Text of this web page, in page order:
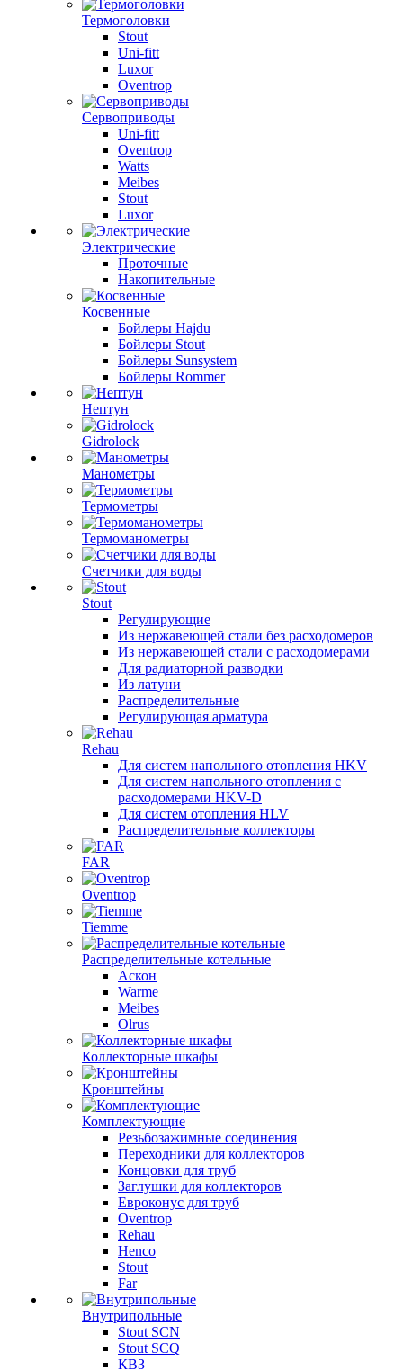
Термоголовки
Stout
Uni-fitt
Luxor
Oventrop
Сервоприводы
Uni-fitt
Oventrop
Watts
Meibes
Stout
Luxor
Электрические
Проточные
Накопительные
Косвенные
Бойлеры Hajdu
Бойлеры Stout
Бойлеры Sunsystem
Бойлеры Rommer
Нептун
Gidrolock
Манометры
Термометры
Термоманометры
Счетчики для воды
Stout
Регулирующие
Из нержавеющей стали без расходомеров
Из нержавеющей стали с расходомерами
Для радиаторной разводки
Из латуни
Распределительные
Регулирующая арматура
Rehau
Для систем напольного отопления HKV
Для систем напольного отопления с
расходомерами HKV-D
Для систем отопления HLV
Распределительные коллекторы
FAR
Oventrop
Tiemme
Распределительные котельные
Аскон
Warme
Meibes
Olrus
Коллекторные шкафы
Кронштейны
Комплектующие
Резьбозажимные соединения
Переходники для коллекторов
Концовки для труб
Заглушки для коллекторов
Евроконус для труб
Oventrop
Rehau
Henco
Stout
Far
Внутрипольные
Stout SCN
Stout SCQ
КВЗ